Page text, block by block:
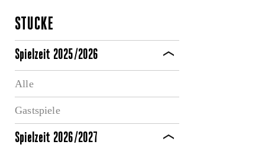
STÜCKE
Spielzeit 2025/2026
Alle
Gastspiele
Spielzeit 2026/2027